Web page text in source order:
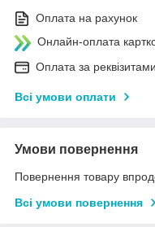
Оплата на рахунок
Онлайн-оплата
Оплата за реквізитами
Всі умови оплати
Умови повернення
Повернення товару
Всі умови повернення